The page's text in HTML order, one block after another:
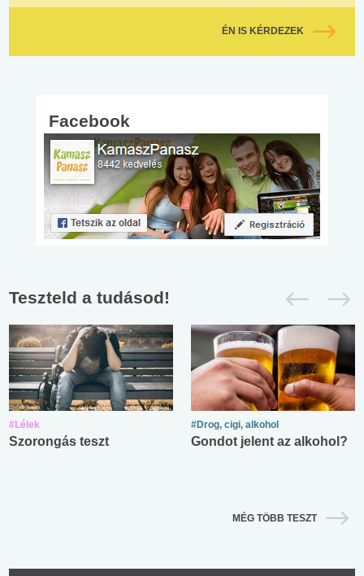
ÉN IS KÉRDEZEK
Facebook
Teszteld a tudásod!
#Lélek
Szorongás teszt
#Drog, cigi, alkohol
Gondot jelent az alkohol?
MÉG TÖBB TESZT